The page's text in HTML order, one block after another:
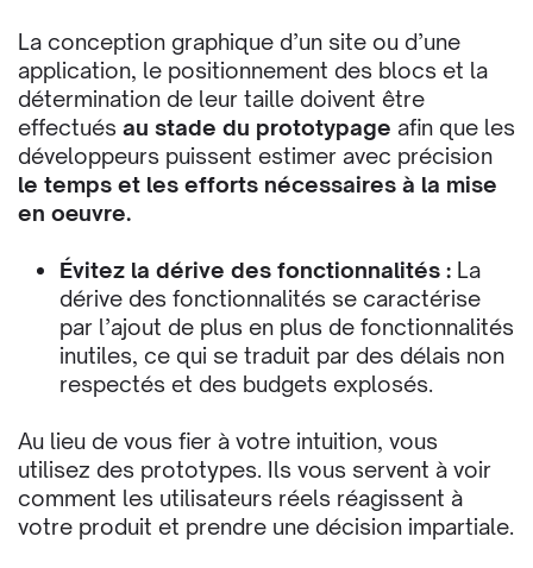
La conception graphique d’un site ou d’une
application, le positionnement des blocs et la
détermination de leur taille doivent être
effectués au stade du prototypage afin que les
développeurs puissent estimer avec précision
le temps et les efforts nécessaires à la mise
en œuvre.
Évitez la dérive des fonctionnalités : La
dérive des fonctionnalités se caractérise
par l’ajout de plus en plus de fonctionnalités
inutiles, ce qui se traduit par des délais non
respectés et des budgets explosés.
Au lieu de vous fier à votre intuition, vous
utilisez des prototypes. Ils vous servent à voir
comment les utilisateurs réels réagissent à
votre produit et prendre une décision impartiale.